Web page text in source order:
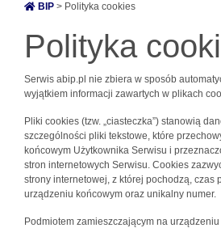
BIP > Polityka cookies
Polityka
Serwis abip.pl nie zbiera w sposób
wyjątkiem informacji zawartych w plikach
Pliki cookies (tzw. „ciasteczka”) stanowią
szczególności pliki tekstowe, które
końcowym Użytkownika Serwisu i
stron internetowych Serwisu. Cookies
strony internetowej, z której pochodzą, czas
urządzeniu końcowym oraz unikalny numer.
Podmiotem zamieszczającym na